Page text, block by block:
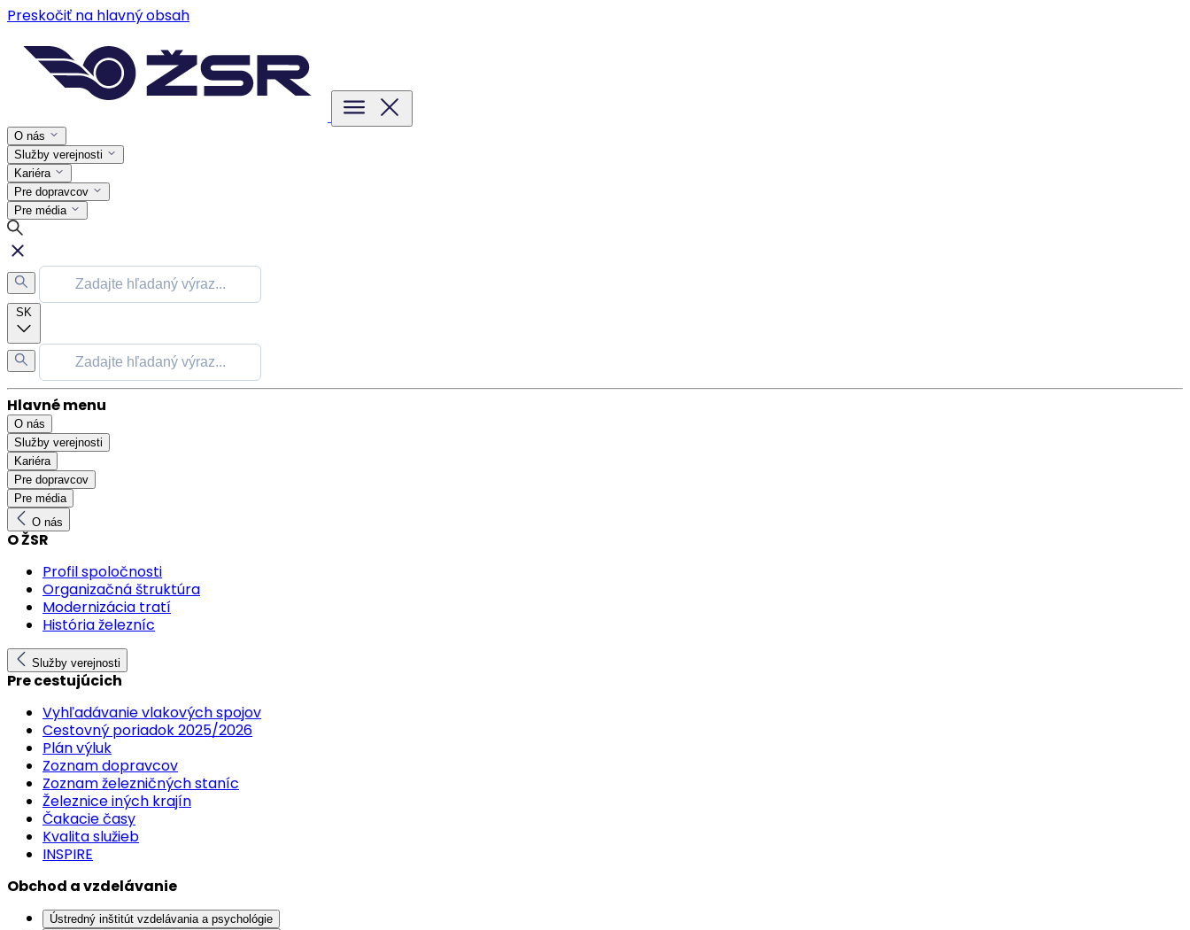
Preskočiť na hlavný obsah
O nás
Služby verejnosti
Kariéra
Pre dopravcov
Pre média
SK
Hlavné menu
O nás
Služby verejnosti
Kariéra
Pre dopravcov
Pre média
O nás
O ŽSR
Profil spoločnosti
Organizačná štruktúra
Modernizácia tratí
História železníc
Služby verejnosti
Pre cestujúcich
Vyhľadávanie vlakových spojov
Cestovný poriadok 2025/2026
Plán výluk
Zoznam dopravcov
Zoznam železničných staníc
Železnice iných krajín
Čakacie časy
Kvalita služieb
INSPIRE
Obchod a vzdelávanie
Ústredný inštitút vzdelávania a psychológie